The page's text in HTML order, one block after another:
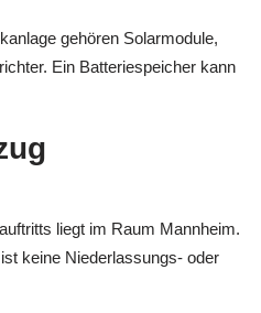
gehören Solarmodule,
Ein Batteriespeicher kann
liegt im Raum Mannheim.
keine Niederlassungs- oder